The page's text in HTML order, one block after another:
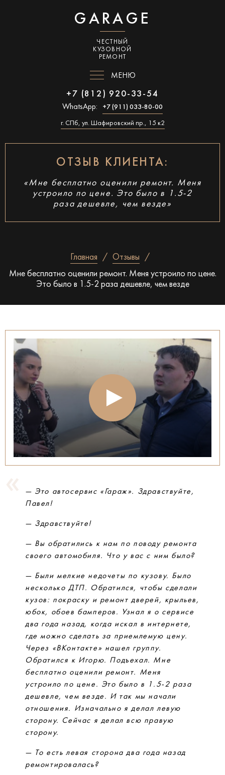
GARAGE
ЧЕСТНЫЙ
КУЗОВНОЙ
РЕМОНТ
МЕНЮ
+7 (812) 920-33-54
WhatsApp: +7 (911) 033-80-00
г. СПб, ул. Шафировский пр., 15 к2
ОТЗЫВ КЛИЕНТА:
«Мне бесплатно оценили ремонт. Меня
устроило по цене. Это было в 1.5-2
раза дешевле, чем везде»
Главная
Отзывы
Мне бесплатно оценили ремонт. Меня устроило по цене.
Это было в 1.5-2 раза дешевле, чем везде
— Это автосервис «Гараж». Здравствуйте,
Павел!
— Здравствуйте!
— Вы обратились к нам по поводу ремонта
своего автомобиля. Что у вас с ним было?
— Были мелкие недочеты по кузову. Было
несколько ДТП. Обратился, чтобы сделали
кузов: покраску и ремонт дверей, крыльев,
юбок, обоев бамперов. Узнал я о сервисе
два года назад, когда искал в интернете,
где можно сделать за приемлемую цену.
Через «ВКонтакте» нашел группу.
Обратился к Игорю. Подъехал. Мне
бесплатно оценили ремонт. Меня
устроило по цене. Это было в 1.5-2 раза
дешевле, чем везде. И так мы начали
отношения. Изначально я делал левую
сторону. Сейчас я делал всю правую
сторону.
— То есть левая сторона два года назад
ремонтировалась?